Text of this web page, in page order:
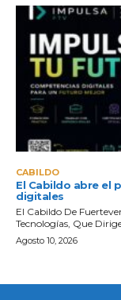
CABILDO
El Cabildo abre el
digitales
El Cabildo De
Tecnologías, Que
Agosto 10, 2026